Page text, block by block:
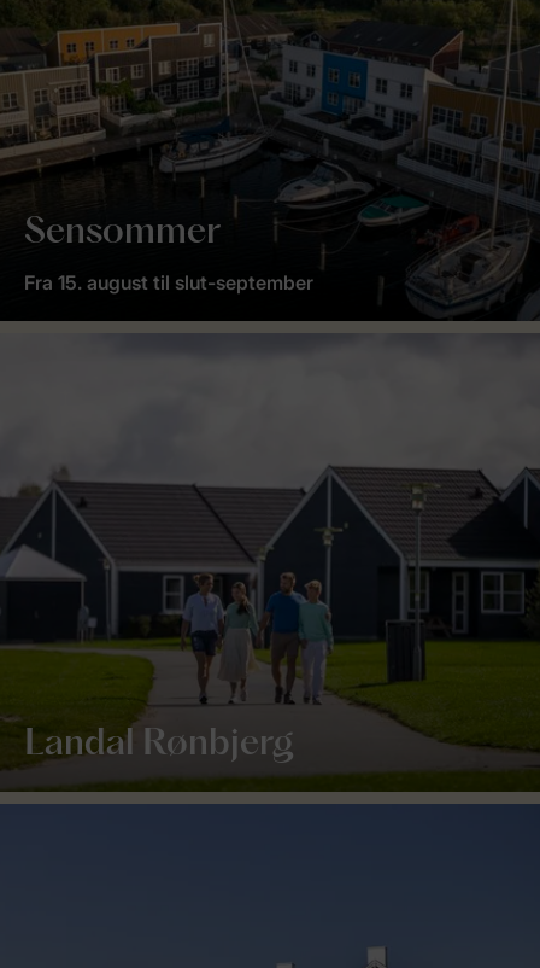
Sensommer
Fra 15. august til slut-september
Landal Rønbjerg